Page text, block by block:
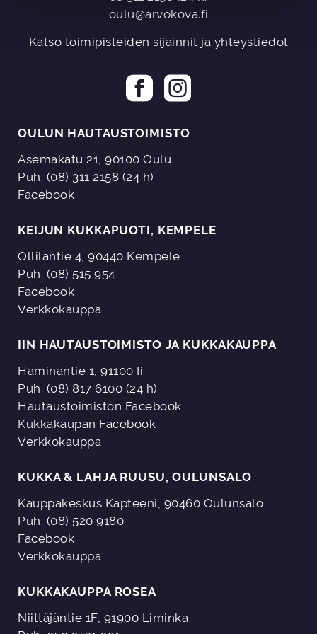
oulu@arvokova.fi
Katso toimipisteiden sijainnit ja yhteystiedot
OULUN HAUTAUSTOIMISTO
Asemakatu 21, 90100 Oulu
Puh. (08) 311 2158 (24 h)
Facebook
KEIJUN KUKKAPUOTI, KEMPELE
Ollilantie 4, 90440 Kempele
Puh. (08) 515 954
Facebook
Verkkokauppa
IIN HAUTAUSTOIMISTO JA KUKKAKAUPPA
Haminantie 1, 91100 Ii
Puh. (08) 817 6100 (24 h)
Hautaustoimiston Facebook
Kukkakaupan Facebook
Verkkokauppa
KUKKA & LAHJA RUUSU, OULUNSALO
Kauppakeskus Kapteeni, 90460 Oulunsalo
Puh. (08) 520 9180
Facebook
Verkkokauppa
KUKKAKAUPPA ROSEA
Niittäjäntie 1F, 91900 Liminka